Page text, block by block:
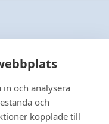
och analysera
och
kopplade till